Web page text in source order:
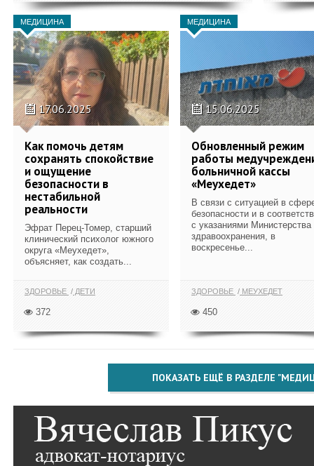
МЕДИЦИНА
17.06.2025
Как помочь детям
сохранять спокойствие
и ощущение
безопасности в
нестабильной
реальности
Эфрат Перец-Томер, старший
клинический психолог южного
округа «Меухедет»,
объясняет, как создать...
ЗДОРОВЬЕ ДЕТИ
372
МЕДИЦИНА
15.06.2025
Обновленный режим
работы
больничной кассы
«Меухедет»
В связи с ситуацией в
безопасности и в
с указаниями Министерства
здравоохранения, в
воскресенье...
ЗДОРОВЬЕ МЕУХЕДЕТ
450
ПОКАЗАТЬ ЕЩЁ В РАЗДЕЛЕ